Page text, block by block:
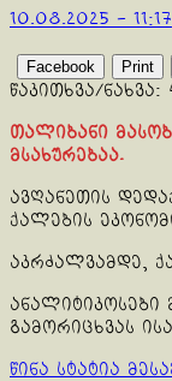
10.08.2025 - 11:17
Facebook Print
წაკითხვა/ნახვა:
თალიბანი
მსახურებაა.
ავღანეთის
ქალების
აკრძალვამდე,
გამორიცხვას
წინა სტატია